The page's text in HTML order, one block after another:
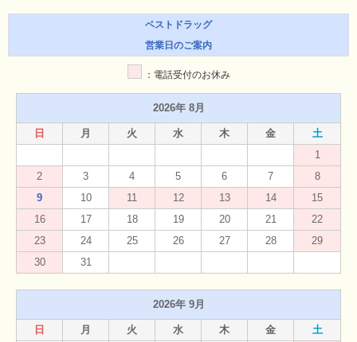
ベストドラッグ
営業日のご案内
：電話受付のお休み
2026年 8月
日 月 火 水 木 金
土
1
2
3 4 5 6 7
8
9
10 11 12 13 14
15
16
17 18 19 20 21
22
23
24 25 26 27 28
29
30
31
2026年 9月
日 月 火 水 木 金
土